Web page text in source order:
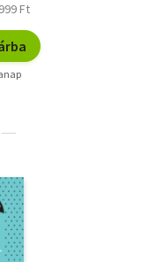
Ft